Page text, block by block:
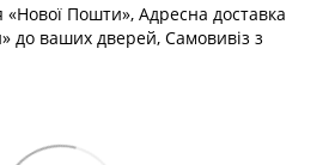
«Нової Пошти», Адресна доставка
до ваших дверей, Самовивіз з